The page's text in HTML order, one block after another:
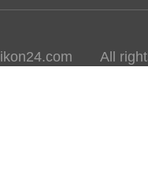
All